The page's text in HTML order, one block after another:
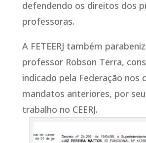
defendendo os direitos dos
professoras.
A FETEERJ também
professor Robson Terra,
indicado pela Federação nos
mandatos anteriores, por
trabalho no CEERJ.